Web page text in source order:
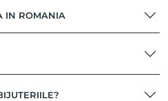
IN ROMANIA